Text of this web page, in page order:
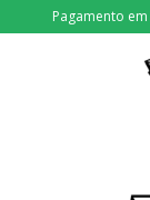
Pagamento